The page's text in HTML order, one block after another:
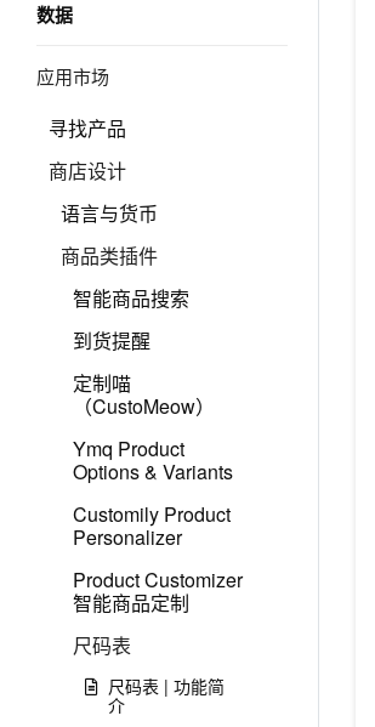
数据
应用市场
寻找产品
商店设计
语言与货币
商品类插件
智能商品搜索
到货提醒
定制喵
（CustoMeow）
Ymq Product
Options & Variants
Customily Product
Personalizer
Product Customizer
智能商品定制
尺码表
尺码表 | 功能简
介